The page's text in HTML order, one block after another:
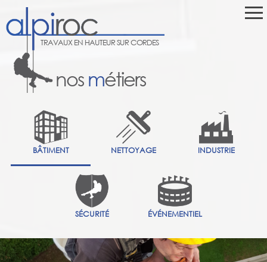
TRAVAUX EN HAUTEUR SUR CORDES
nos métiers
BÂTIMENT NETTOYAGE INDUSTRIE
SÉCURITÉ ÉVÉNEMENTIEL